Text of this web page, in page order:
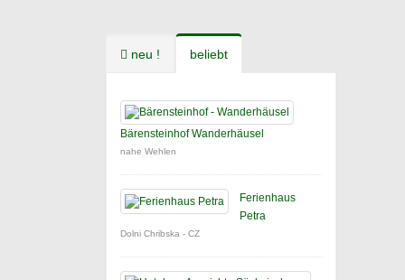
neu ! beliebt
Bärensteinhof Wanderhäusel
nahe Wehlen
Ferienhaus
Petra
Dolni Chribska - CZ